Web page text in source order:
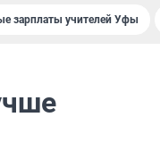
зарплаты учителей Уфы